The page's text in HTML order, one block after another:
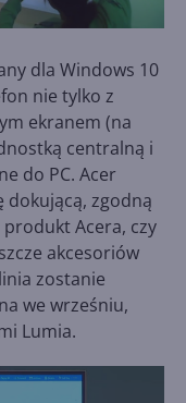
dla Windows 10
nie tylko z
ekranem (na
centralną i
do PC. Acer
dokującą, zgodną
Acera, czy
akcesoriów
zostanie
we wrześniu,
Lumia.